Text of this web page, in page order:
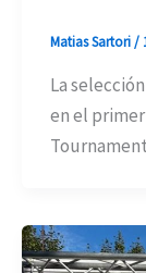
Matias Sartori/
La
en el